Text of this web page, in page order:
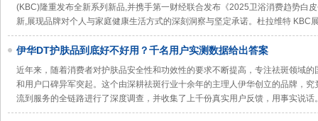
(KBC)隆重发布全新系列新品,并携手第一财经联合发布《2025卫浴消费趋势白
新,展现品牌对个人与家庭健康生活方式的深刻洞察与坚定承诺。杜拉维特 KBC
伊华DT护肤品到底好不好用？千名用户实测数据给出答案
近年来，随着消费者对护肤品安全性和功效性的要求不断提高，专注祛斑领域
和用户口碑异军突起。这个由深耕祛斑行业十余年的主理人伊华创立的品牌，
流到服务的全链路进行了深度调查，并收集了上千份真实用户反馈，用事实说话